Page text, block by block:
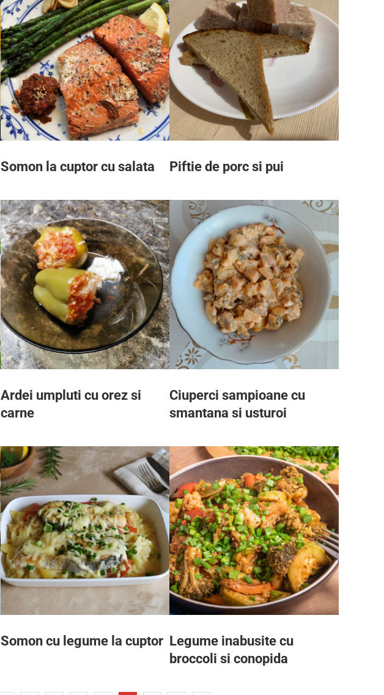
Somon la cuptor cu salata Piftie de porc si pui
Ardei umpluti cu orez si
carne
Ciuperci sampioane cu
smantana si usturoi
Somon cu legume la cuptor Legume inabusite cu
broccoli si conopida